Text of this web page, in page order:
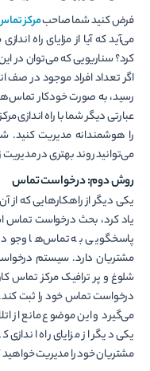
فرض کنید شما صاحبمرکز
می‌آید که آیا از مزایای راه
کرد؟ سناریویی که می‌توان در
اگر تعداد افراد موجود در صف
رسید، به صورت خودکار
عبارتی دیگر شما با راه
را هوشمندانه مدیریت کنید.
می‌توانید روند بهتری در
روش دوم: درخواست تماس
یکی دیگر از راهکارهایی که از
یاد کرد، بحث درخواست
پاسخگویی به تماس‌ها وجود
مشتریان دارد. سیستم
شلوغ و پر ترافیک مرکز تماس
درخواست تماس خود را ثبت
می‌گیرد و این موضوع مانع از
یکی دیگر از مزایای راه
مشتریان خود را مدیریت خواهید